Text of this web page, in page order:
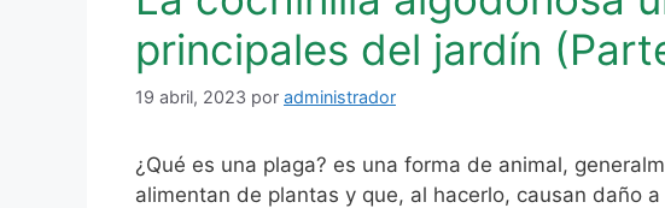
principales del jardín
19 abril, 2023 por administrador
¿Qué es una plaga? es una forma de animal,
alimentan de plantas y que, al hacerlo, causan daño